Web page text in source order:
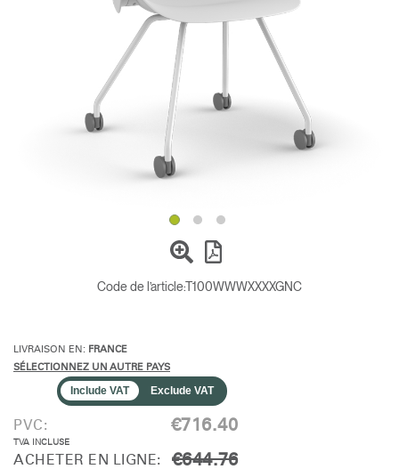
Linkedin
Instagram
Opens
Humanscale
Blog
Opens
to
Pinterest
Opens
YouTube
Code de l’article:T100WWWXXXXGNC
LIVRAISON EN: FRANCE
SÉLECTIONNEZ UN AUTRE PAYS
Include VAT Exclude VAT
PVC: €716.40
TVA INCLUSE
ACHETER EN LIGNE: €644.76